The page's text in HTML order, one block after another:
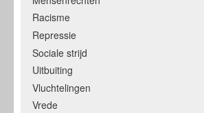
Racisme
Repressie
Sociale strijd
Uitbuiting
Vluchtelingen
Vrede